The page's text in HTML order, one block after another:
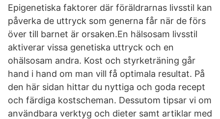
Epigenetiska faktorer där föräldrarnas livsstil kan
påverka de uttryck som generna får när de förs
över till barnet är orsaken.En hälsosam livsstil
aktiverar vissa genetiska uttryck och en
ohälsosam andra. Kost och styrketräning går
hand i hand om man vill få optimala resultat. På
den här sidan hittar du nyttiga och goda recept
och färdiga kostscheman. Dessutom tipsar vi om
användbara verktyg och dieter samt artiklar med